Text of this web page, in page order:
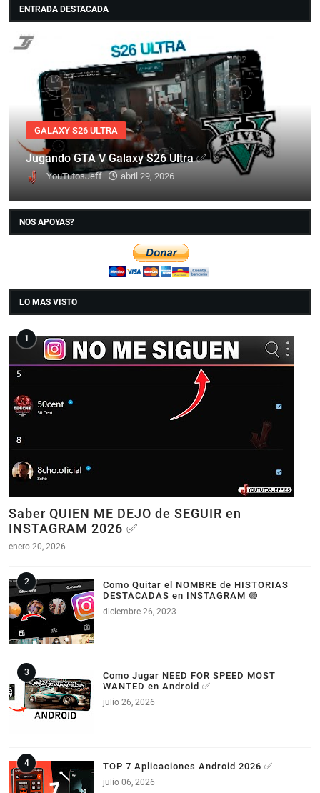
ENTRADA DESTACADA
GALAXY S26 ULTRA
Jugando GTA V Galaxy S26 Ultra ✅
YouTutosJeff abril 29, 2026
NOS APOYAS?
LO MAS VISTO
Saber QUIEN ME DEJO de SEGUIR en
INSTAGRAM 2026 ✅
enero 20, 2026
Como Quitar el NOMBRE de HISTORIAS
DESTACADAS en INSTAGRAM 🟣
diciembre 26, 2023
Como Jugar NEED FOR SPEED MOST
WANTED en Android ✅
julio 26, 2026
TOP 7 Aplicaciones Android 2026 ✅
julio 06, 2026